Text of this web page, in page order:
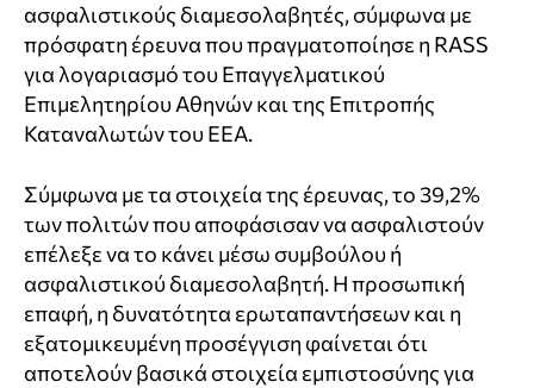
ασφαλιστικούς διαμεσολαβητές, σύμφωνα με
πρόσφατη έρευνα που πραγματοποίησε η RASS
για λογαριασμό του Επαγγελματικού
Επιμελητηρίου Αθηνών και της Επιτροπής
Καταναλωτών του ΕΕΑ.
Σύμφωνα με τα στοιχεία της έρευνας, το 39,2%
των πολιτών που αποφάσισαν να ασφαλιστούν
επέλεξε να το κάνει μέσω συμβούλου ή
ασφαλιστικού διαμεσολαβητή. Η προσωπική
επαφή, η δυνατότητα ερωταπαντήσεων και η
εξατομικευμένη προσέγγιση φαίνεται ότι
αποτελούν βασικά στοιχεία εμπιστοσύνης για